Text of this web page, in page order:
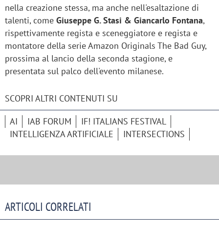
nella creazione stessa, ma anche nell'esaltazione di
talenti, come Giuseppe G. Stasi & Giancarlo Fontana,
rispettivamente regista e sceneggiatore e regista e
montatore della serie Amazon Originals The Bad Guy,
prossima al lancio della seconda stagione, e
presentata sul palco dell'evento milanese.
SCOPRI ALTRI CONTENUTI SU
AI IAB FORUM
IF! ITALIANS FESTIVAL
INTELLIGENZA ARTIFICIALE
INTERSECTIONS
ARTICOLI CORRELATI